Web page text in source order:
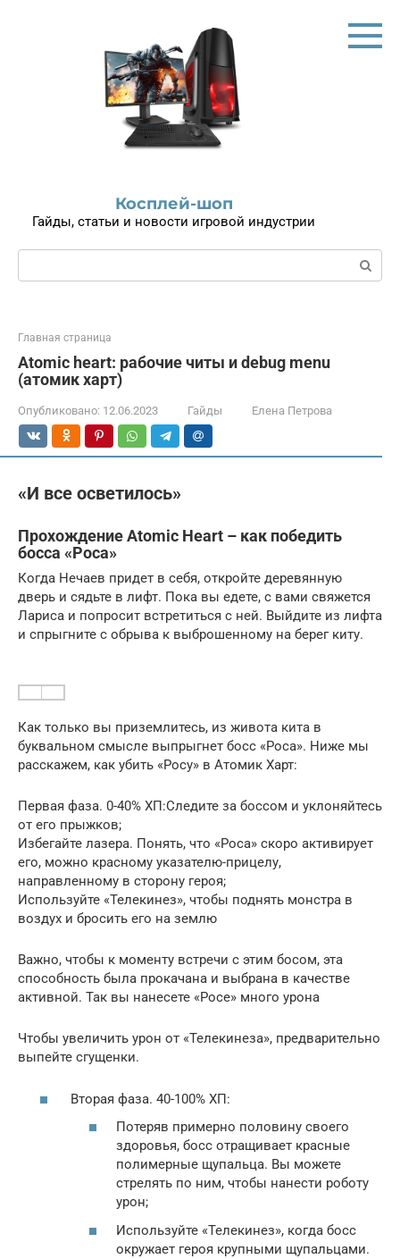
Косплей-шоп
Гайды, статьи и новости игровой индустрии
Поиск:
Главная страница
Atomic heart: рабочие читы и debug menu
(атомик харт)
Опубликовано: 12.06.2023 Гайды Елена Петрова
«И все осветилось»
Прохождение Atomic Heart – как победить
босса «Роса»
Когда Нечаев придет в себя, откройте деревянную
дверь и сядьте в лифт. Пока вы едете, с вами свяжется
Лариса и попросит встретиться с ней. Выйдите из лифта
и спрыгните с обрыва к выброшенному на берег киту.
Как только вы приземлитесь, из живота кита в
буквальном смысле выпрыгнет босс «Роса». Ниже мы
расскажем, как убить «Росу» в Атомик Харт:
Первая фаза. 0-40% ХП:Следите за боссом и уклоняйтесь
от его прыжков;
Избегайте лазера. Понять, что «Роса» скоро активирует
его, можно красному указателю-прицелу,
направленному в сторону героя;
Используйте «Телекинез», чтобы поднять монстра в
воздух и бросить его на землю
Важно, чтобы к моменту встречи с этим босом, эта
способность была прокачана и выбрана в качестве
активной. Так вы нанесете «Росе» много урона
Чтобы увеличить урон от «Телекинеза», предварительно
выпейте сгущенки.
Вторая фаза. 40-100% ХП:
Потеряв примерно половину своего
здоровья, босс отращивает красные
полимерные щупальца. Вы можете
стрелять по ним, чтобы нанести роботу
урон;
Используйте «Телекинез», когда босс
окружает героя крупными щупальцами.